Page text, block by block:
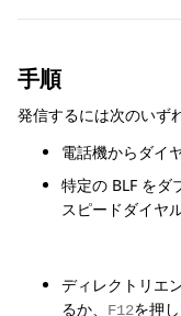
手順
発信するには次のいず
電話機からダイ
特定の BLF をダ
スピードダイヤ
ディレクトリエ
るか、
F12を押し